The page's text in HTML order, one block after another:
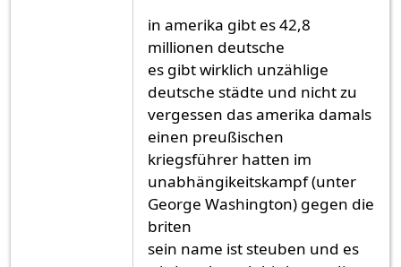
in amerika gibt es 42,8
millionen deutsche
es gibt wirklich unzählige
deutsche städte und nicht zu
vergessen das amerika damals
einen preußischen
kriegsführer hatten im
unabhängikeitskampf (unter
George Washington) gegen die
briten
sein name ist steuben und es